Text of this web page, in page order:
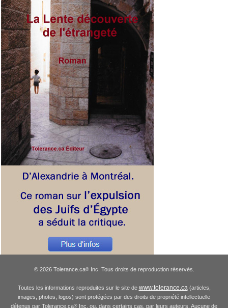
© 2026 Tolerance.ca®Inc. Tous droits de reproduction réservés.
Toutes les informations reproduites sur le site de www.tolerance.ca(articles,
images, photos, logos) sont protégées par des droits de propriété intellectuelle
détenus par Tolerance.ca® Inc. ou, dans certains cas, par leurs auteurs. Aucune de